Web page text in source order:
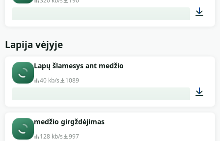
Lapija vėjyje
Lapų šlamesys ant medžio
40 kb/s 1089
medžio girgždėjimas
128 kb/s 997